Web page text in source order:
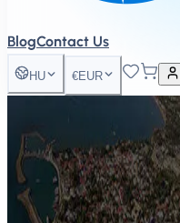
BlogContact Us
HU €EUR